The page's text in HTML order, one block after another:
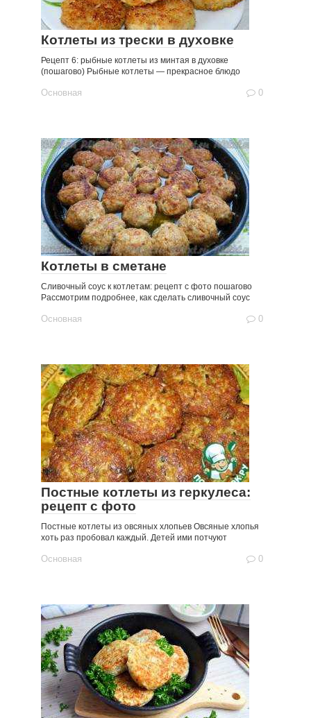
Котлеты из трески в духовке
Рецепт 6: рыбные котлеты из минтая в духовке
(пошагово) Рыбные котлеты — прекрасное блюдо
Основная 0
Котлеты в сметане
Сливочный соус к котлетам: рецепт с фото пошагово
Рассмотрим подробнее, как сделать сливочный соус
Основная 0
Постные котлеты из геркулеса:
рецепт с фото
Постные котлеты из овсяных хлопьев Овсяные хлопья
хоть раз пробовал каждый. Детей ими потчуют
Основная 0